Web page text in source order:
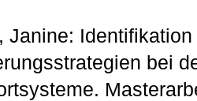
Janine:
bei